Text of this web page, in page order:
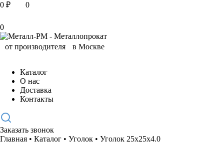
0 ₽ 0
0
Каталог
О нас
Доставка
Контакты
Заказать звонок
Главная • Каталог • Уголок • Уголок 25х25х4.0